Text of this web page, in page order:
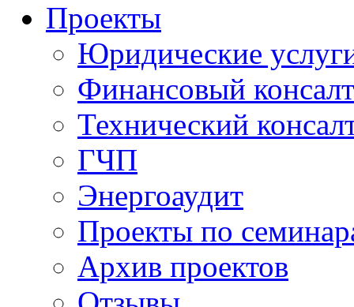
Проекты
Юридические
Финансовый
Технический
ГЧП
Энергоаудит
Проекты по
Архив проектов